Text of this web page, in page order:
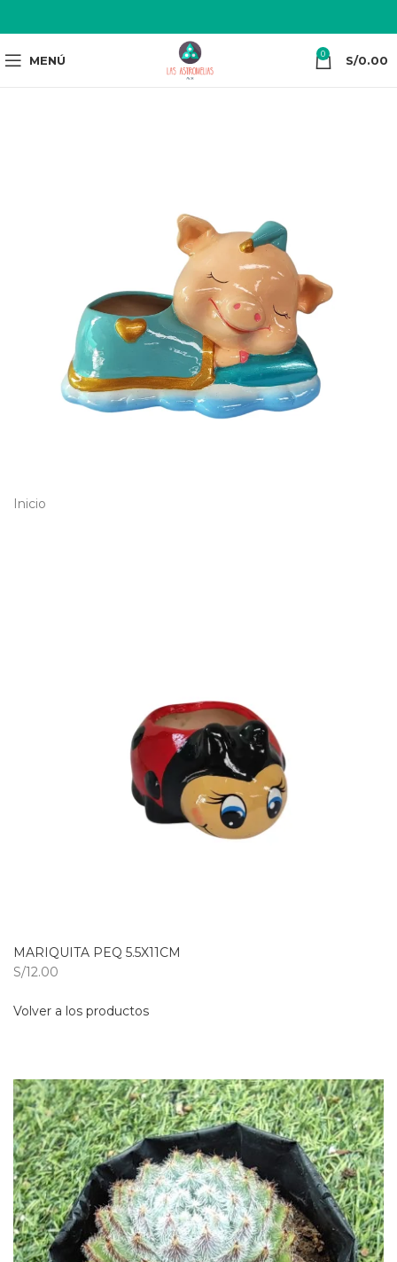
MENÚ 0 S/0.00
Inicio
MARIQUITA PEQ 5.5X11CM
S/12.00
Volver a los productos